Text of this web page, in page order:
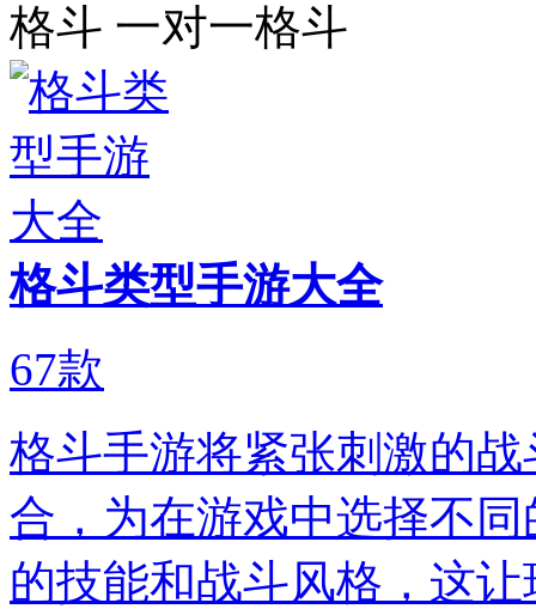
格斗 一对一格斗
格斗类型手游大全
67款
格斗手游将紧张刺激的
合，为在游戏中选择不
的技能和战斗风格，这